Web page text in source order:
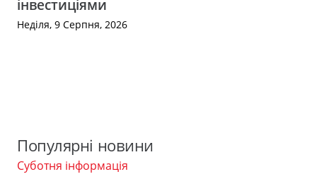
інвестиціями
Неділя, 9 Серпня, 2026
Популярні новини
Суботня інформація